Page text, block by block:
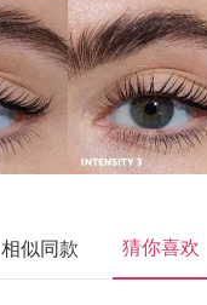
相似同款 猜你喜欢